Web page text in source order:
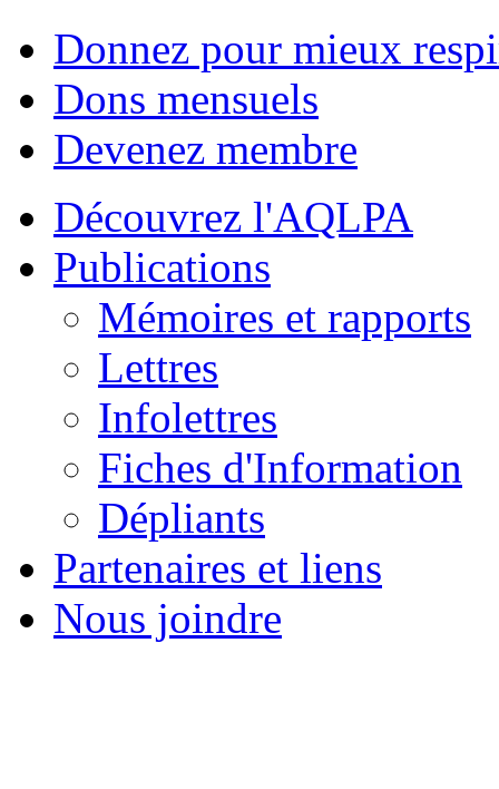
Donnez pour mieux
Dons mensuels
Devenez membre
Découvrez l'AQLPA
Publications
Mémoires et rapports
Lettres
Infolettres
Fiches d'Information
Dépliants
Partenaires et liens
Nous joindre